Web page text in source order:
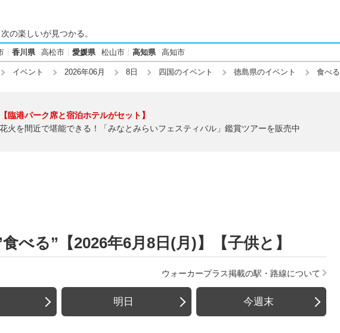
次の楽しいが見つかる。
香川県 高松市 愛媛県 松山市 高知県 高知市
イベント 2026年06月 8日 四国のイベント 徳島県のイベント 食べる
【臨港パーク席と宿泊ホテルがセット】
花火を間近で堪能できる！「みなとみらいフェスティバル」鑑賞ツアーを販売中
べる”【2026年6月8日(月)】【子供と】
ウォーカープラス掲載の駅・路線について
明日 今週末